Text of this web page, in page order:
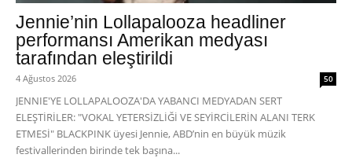
Jennie’nin Lollapalooza headliner
performansı Amerikan medyası
tarafından eleştirildi
4 Ağustos 2026 50
JENNIE'YE LOLLAPALOOZA'DA YABANCI MEDYADAN SERT
ELEŞTİRİLER: "VOKAL YETERSİZLİĞİ VE SEYİRCİLERİN ALANI TERK
ETMESİ" BLACKPINK üyesi Jennie, ABD’nin en büyük müzik
festivallerinden birinde tek başına...